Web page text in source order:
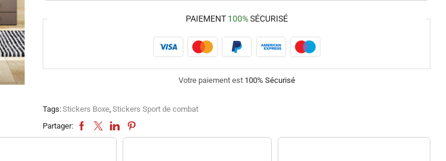
PAIEMENT 100%SÉCURISÉ
Votre paiement est 100% Sécurisé
Tags:Stickers Boxe, Stickers Sport de combat
Partager: